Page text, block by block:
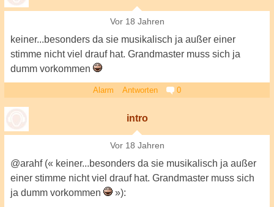
Vor 18 Jahren
keiner...besonders da sie musikalisch ja außer einer
stimme nicht viel drauf hat. Grandmaster muss sich ja
dumm vorkommen
Alarm Antworten 0
intro
Vor 18 Jahren
@arahf (« keiner...besonders da sie musikalisch ja außer
einer stimme nicht viel drauf hat. Grandmaster muss sich
ja dumm vorkommen
»):